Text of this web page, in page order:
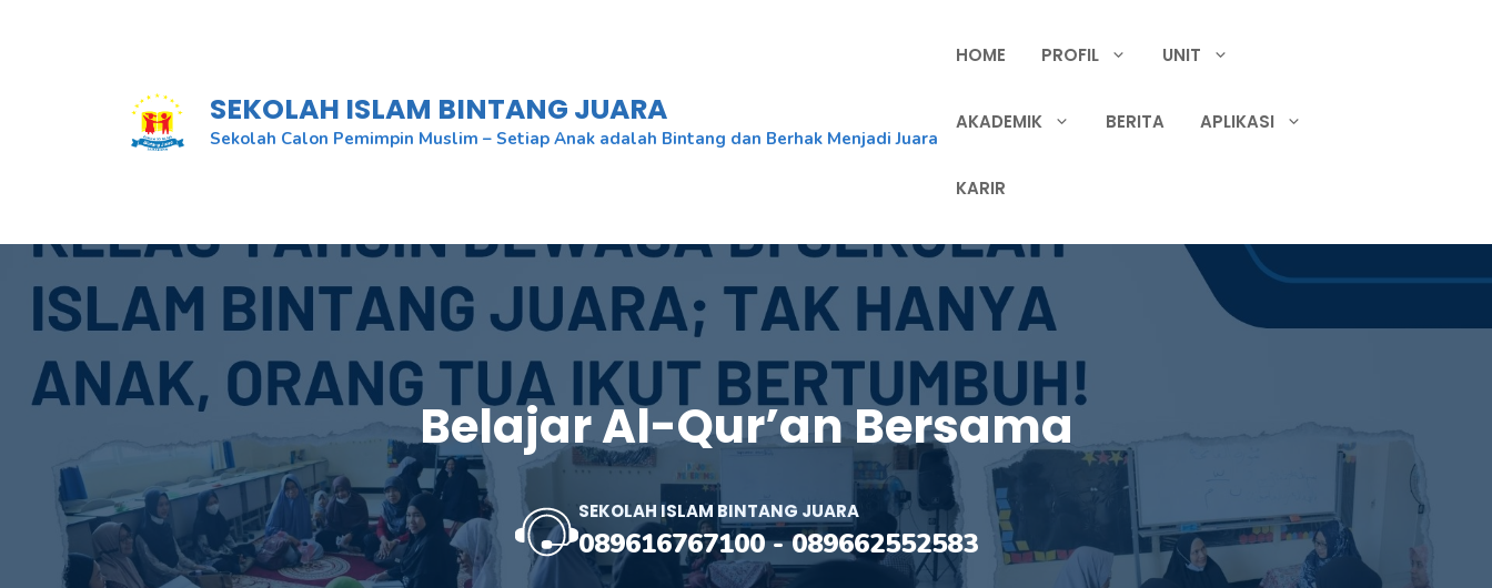
SEKOLAH ISLAM BINTANG JUARA
Sekolah Calon Pemimpin Muslim – Setiap Anak adalah Bintang dan Berhak Menjadi Juara
HOME PROFIL UNIT
AKADEMIK BERITA APLIKASI
KARIR
Belajar Al-Qur’an Bersama
SEKOLAH ISLAM BINTANG JUARA
089616767100-089662552583